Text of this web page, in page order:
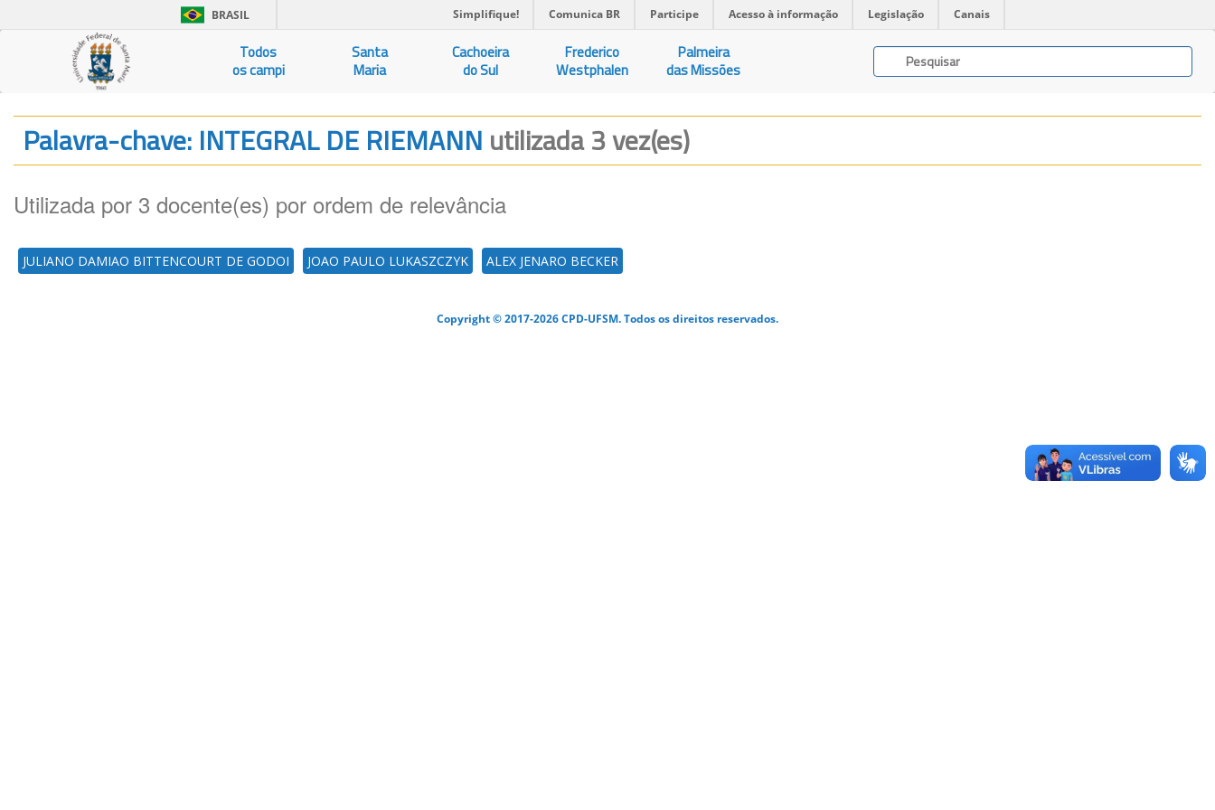
BRASIL Simplifique! Comunica BR Participe Acesso à informação Legislação Canais
Todos
os campi
Santa
Maria
Cachoeira
do Sul
Frederico
Westphalen
Palmeira
das Missões
Palavra-chave: INTEGRAL DE RIEMANN utilizada 3 vez(es)
Utilizada por 3 docente(es) por ordem de relevância
JULIANO DAMIAO BITTENCOURT DE GODOI JOAO PAULO LUKASZCZYK ALEX JENARO BECKER
Copyright © 2017-2026 CPD-UFSM. Todos os direitos reservados.